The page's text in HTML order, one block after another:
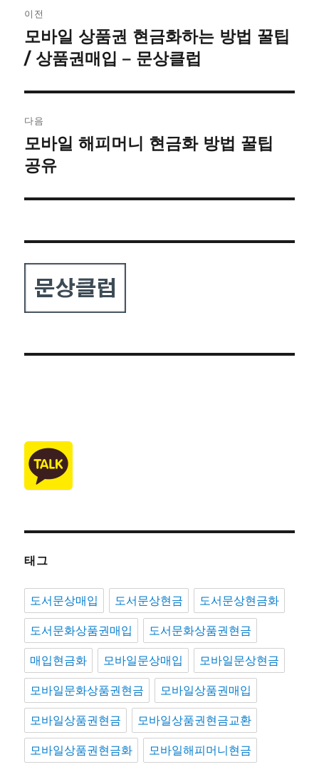
탐
색
이전
이
전
모바일 상품권 현금화하는 방법 꿀팁
/ 상품권매입 – 문상클럽
다음
다
음
모바일 해피머니 현금화 방법 꿀팁
공유
태그
도서문상매입 도서문상현금 도서문상현금화
도서문화상품권매입 도서문화상품권현금
매입현금화 모바일문상매입 모바일문상현금
모바일문화상품권현금 모바일상품권매입
모바일상품권현금 모바일상품권현금교환
모바일상품권현금화 모바일해피머니현금